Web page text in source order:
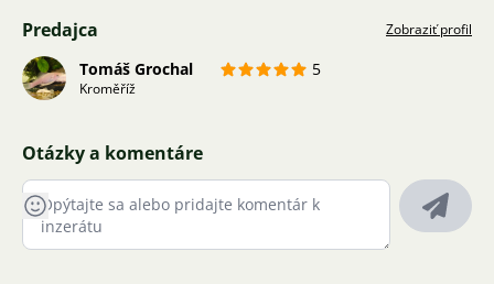
Predajca Zobraziť profil
Tomáš Grochal 5
Kroměříž
Otázky a komentáre